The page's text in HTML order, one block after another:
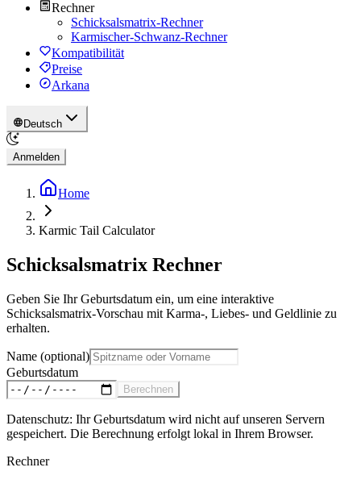
Rechner
Schicksalsmatrix-Rechner
Karmischer-Schwanz-Rechner
Kompatibilität
Preise
Arkana
Deutsch
Anmelden
Home
Karmic Tail Calculator
Schicksalsmatrix Rechner
Geben Sie Ihr Geburtsdatum ein, um eine interaktive
Schicksalsmatrix-Vorschau mit Karma-, Liebes- und Geldlinie zu
erhalten.
Name (optional)
Geburtsdatum
Berechnen
Datenschutz: Ihr Geburtsdatum wird nicht auf unseren Servern
gespeichert. Die Berechnung erfolgt lokal in Ihrem Browser.
Rechner